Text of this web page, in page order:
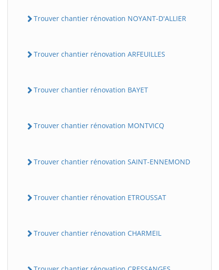
Trouver chantier rénovation NOYANT-D'ALLIER
Trouver chantier rénovation ARFEUILLES
Trouver chantier rénovation BAYET
Trouver chantier rénovation MONTVICQ
Trouver chantier rénovation SAINT-ENNEMOND
Trouver chantier rénovation ETROUSSAT
Trouver chantier rénovation CHARMEIL